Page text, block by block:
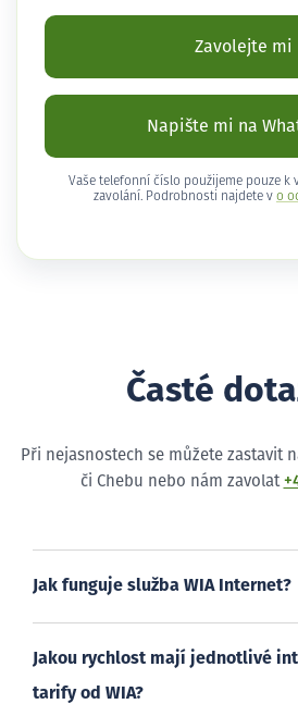
Zavolejte mi
Napište mi na
Vaše telefonní číslo použijeme pouze k
zavolání. Podrobnosti najdete v o
Časté
Při nejasnostech se můžete zastavit
či Chebu nebo nám zavolat
Jak funguje služba WIA Internet?
Jakou rychlost mají jednotlivé
tarify od WIA?